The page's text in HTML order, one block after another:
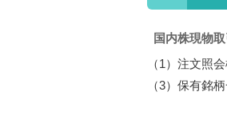
国内株現物
（1） 注文照
（3） 保有銘